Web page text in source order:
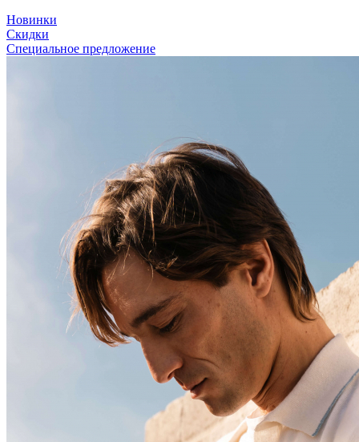
Новинки
Скидки
Специальное предложение